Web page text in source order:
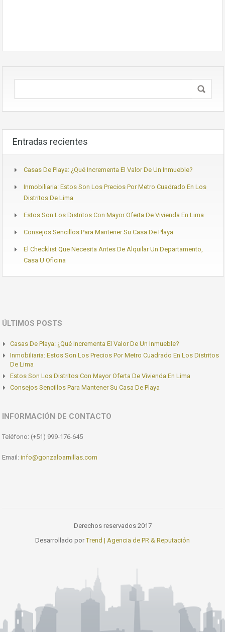
Entradas recientes
Casas De Playa: ¿Qué Incrementa El Valor De Un Inmueble?
Inmobiliaria: Estos Son Los Precios Por Metro Cuadrado En Los
Distritos De Lima
Estos Son Los Distritos Con Mayor Oferta De Vivienda En Lima
Consejos Sencillos Para Mantener Su Casa De Playa
El Checklist Que Necesita Antes De Alquilar Un Departamento,
Casa U Oficina
ÚLTIMOS POSTS
Casas De Playa: ¿Qué Incrementa El Valor De Un Inmueble?
Inmobiliaria: Estos Son Los Precios Por Metro Cuadrado En Los Distritos
De Lima
Estos Son Los Distritos Con Mayor Oferta De Vivienda En Lima
Consejos Sencillos Para Mantener Su Casa De Playa
INFORMACIÓN DE CONTACTO
Teléfono: (+51) 999-176-645
Email: info@gonzaloarnillas.com
Derechos reservados 2017
Desarrollado porTrend | Agencia de PR & Reputación